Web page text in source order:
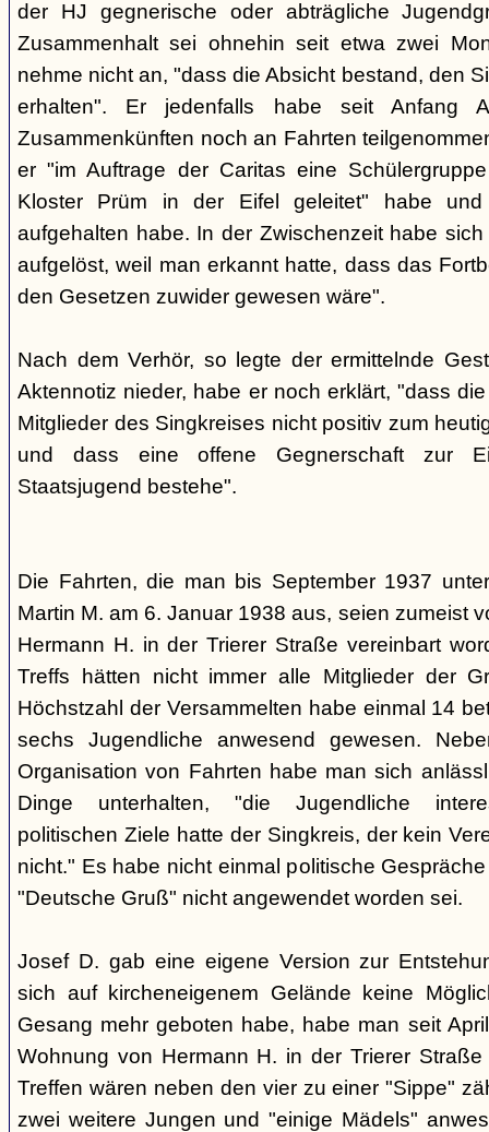
der HJ gegnerische oder abträgliche
Zusammenhalt sei ohnehin seit etwa zwei
nehme nicht an, "dass die Absicht bestand, den
erhalten". Er jedenfalls habe seit Anfang
Zusammenkünften noch an Fahrten
er "im Auftrage der Caritas eine
Kloster Prüm in der Eifel geleitet" habe
aufgehalten habe. In der Zwischenzeit habe
aufgelöst, weil man erkannt hatte, dass das
den Gesetzen zuwider gewesen wäre".
Nach dem Verhör, so legte der ermittelnde
Aktennotiz nieder, habe er noch erklärt, "dass
Mitglieder des Singkreises nicht positiv zum
und dass eine offene Gegnerschaft zur
Staatsjugend bestehe".
Die Fahrten, die man bis September 1937
Martin M. am 6. Januar 1938 aus, seien zumeist
Hermann H. in der Trierer Straße vereinbart
Treffs hätten nicht immer alle Mitglieder der
Höchstzahl der Versammelten habe einmal 14
sechs Jugendliche anwesend gewesen.
Organisation von Fahrten habe man sich
Dinge unterhalten, "die Jugendliche
politischen Ziele hatte der Singkreis, der kein
nicht." Es habe nicht einmal politische
"Deutsche Gruß" nicht angewendet worden sei.
Josef D. gab eine eigene Version zur
sich auf kircheneigenem Gelände keine
Gesang mehr geboten habe, habe man seit
Wohnung von Hermann H. in der Trierer
Treffen wären neben den vier zu einer "Sippe"
zwei weitere Jungen und "einige Mädels"